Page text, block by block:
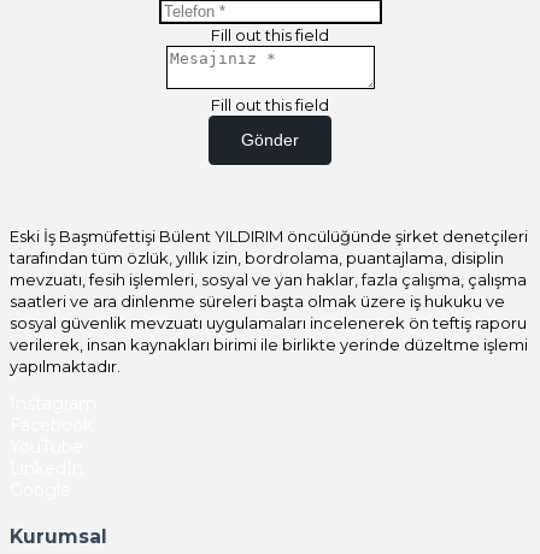
Fill out this field
Fill out this field
Gönder
Eski İş Başmüfettişi Bülent YILDIRIM öncülüğünde şirket denetçileri
tarafından tüm özlük, yıllık izin, bordrolama, puantajlama, disiplin
mevzuatı, fesih işlemleri, sosyal ve yan haklar, fazla çalışma, çalışma
saatleri ve ara dinlenme süreleri başta olmak üzere iş hukuku ve
sosyal güvenlik mevzuatı uygulamaları incelenerek ön teftiş raporu
verilerek, insan kaynakları birimi ile birlikte yerinde düzeltme işlemi
yapılmaktadır.
Kurumsal